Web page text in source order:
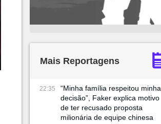
Mais Reportagens
22:35
“Minha família respeitou minha
decisão”, Faker explica motivo
de ter recusado proposta
milionária de equipe chinesa